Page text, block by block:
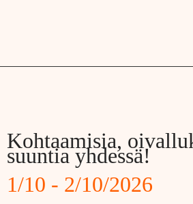
Kohtaamisia,
suuntia yhdessä!
1/10 - 2/10/2026